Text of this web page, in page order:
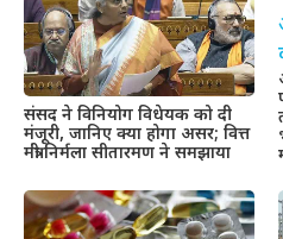
संसद ने विनियोग विधेयक को दी
मंजूरी, जानिए क्या होगा असर; वित्त
मंत्री निर्मला सीतारमण ने समझाया